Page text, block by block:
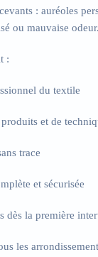
: auréoles
ou mauvaise odeur.
:
du textile
et de
trace
et sécurisée
dès la première
les